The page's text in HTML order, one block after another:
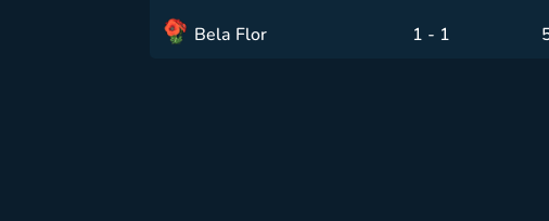
Bela Flor
1 - 1